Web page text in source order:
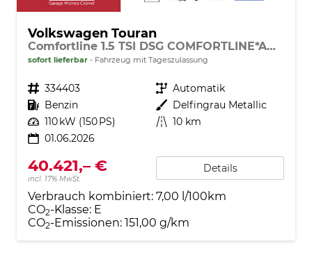
Volkswagen Touran
Comfortline 1.5 TSI DSG COMFORTLINE*AHK*NAVI*ACC*PDC*LED*SHZ*KAMERA*7-SITZER*17-ZOLL
sofort lieferbar Fahrzeug mit Tageszulassung
Fahrzeugnr. 334403 Getriebe Automatik
Kraftstoff Benzin Außenfarbe Delfingrau Metallic
Leistung 110 kW (150 PS) Kilometerstand 10 km
01.06.2026
40.421,– €
incl. 17% MwSt.
Details
Verbrauch kombiniert: 7,00 l/100km
CO2-Klasse: E
CO2-Emissionen: 151,00 g/km